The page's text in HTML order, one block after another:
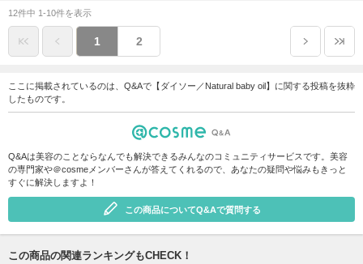
12件中 1-10件を表示
1 2
ここに掲載されているのは、Q&Aで【ダイソー／Natural baby oil】に関する投稿を抜粋
したものです。
Q&Aは美容のことならなんでも解決できるみんなのコミュニティサービスです。美容
の専門家や＠cosmeメンバーさんが答えてくれるので、あなたの疑問や悩みもきっと
すぐに解決しますよ！
この商品についてQ&Aで質問する
この商品の関連ランキングもCHECK！